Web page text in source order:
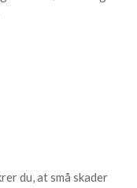
du, at små skader